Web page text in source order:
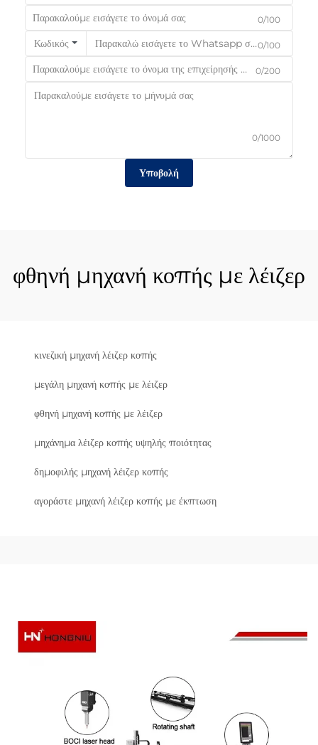
0/100
Κωδικός 0/100
0/200
0/1000
Υποβολή
φθηνή μηχανή κοπής με λέιζερ
κινεζική μηχανή λέιζερ κοπής
μεγάλη μηχανή κοπής με λέιζερ
φθηνή μηχανή κοπής με λέιζερ
μηχάνημα λέιζερ κοπής υψηλής ποιότητας
δημοφιλής μηχανή λέιζερ κοπής
αγοράστε μηχανή λέιζερ κοπής με έκπτωση